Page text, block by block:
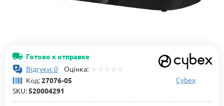
Готово к отправке
Відгуки: 0 Оцінка:
Код:27076-05
SKU:520004291
Cybex